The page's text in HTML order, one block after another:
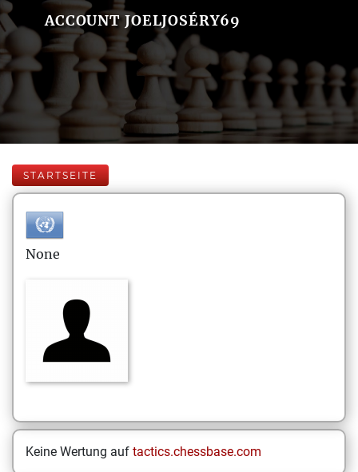
ACCOUNT JOELJOSÉRY69
STARTSEITE
None
Keine Wertung auf tactics.chessbase.com